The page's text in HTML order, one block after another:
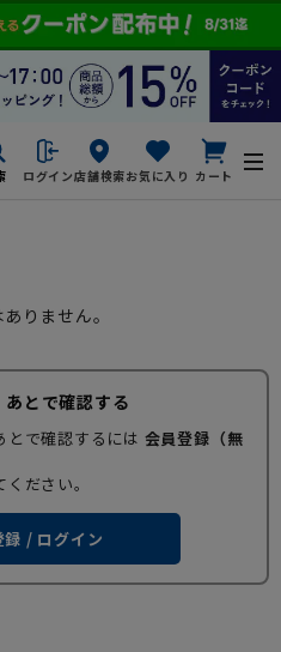
ログイン店舗検索お気に入り カート
りません。
とで確認する
とで確認するには 会員登録（無
ださい。
/ ログイン